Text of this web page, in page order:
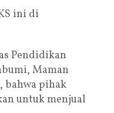
ini di
Pendidikan
Maman
bahwa pihak
untuk menjual